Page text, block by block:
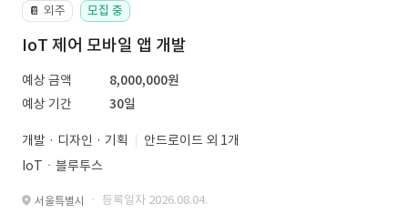
📔 외주 모집 중
IoT 제어 모바일 앱 개발
예상 금액
8,000,000원
예상 기간
30일
개발 · 디자인 · 기획
안드로이드 외 1개
IoTㆍ블루투스
서울특별시 · 등록일자 2026.08.04.